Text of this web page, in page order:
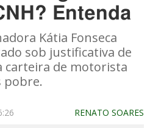
Entenda
Kátia Fonseca
sob justificativa de
carteira de motorista
pobre.
RENATO SOARES